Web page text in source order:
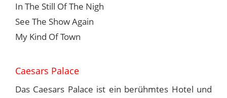
In The Still Of The Nigh
See The Show Again
My Kind Of Town
Caesars Palace
Das Caesars Palace ist ein berühmtes Hotel und